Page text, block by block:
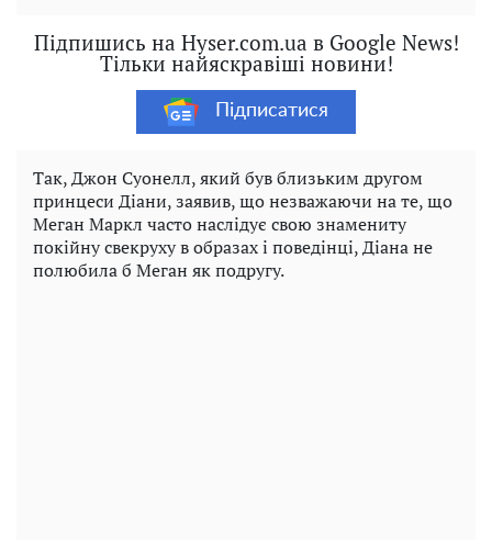
Підпишись на Hyser.com.ua в Google News!
Тільки найяскравіші новини!
Підписатися
Так, Джон Суонелл, який був близьким другом
принцеси Діани, заявив, що незважаючи на те, що
Меган Маркл часто наслідує свою знамениту
покійну свекруху в образах і поведінці, Діана не
полюбила б Меган як подругу.